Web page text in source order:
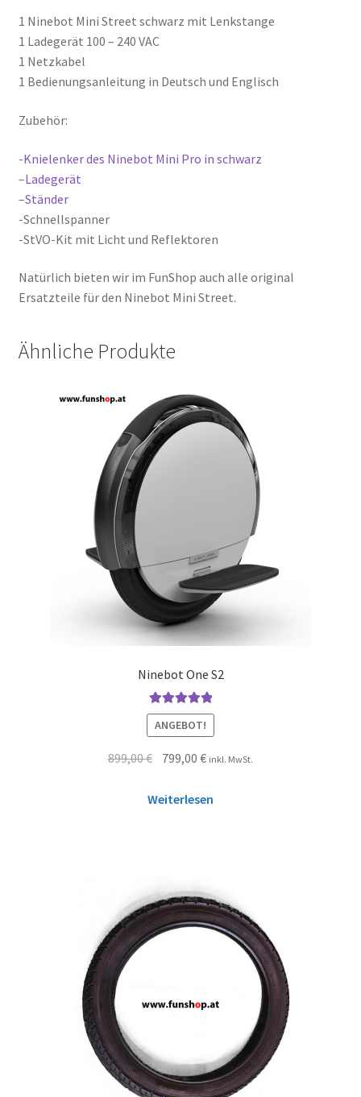
1 Ninebot Mini Street schwarz mit Lenkstange
1 Ladegerät 100 – 240 VAC
1 Netzkabel
1 Bedienungsanleitung in Deutsch und Englisch
Zubehör:
-Knielenker des Ninebot Mini Pro in schwarz
–Ladegerät
–Ständer
-Schnellspanner
-StVO-Kit mit Licht und Reflektoren
Natürlich bieten wir im FunShop auch alle original
Ersatzteile für den Ninebot Mini Street.
Ähnliche Produkte
Ninebot One S2
Bewertet mit
5.00von 5
ANGEBOT!
899,00€ 799,00€ inkl. MwSt.
Weiterlesen